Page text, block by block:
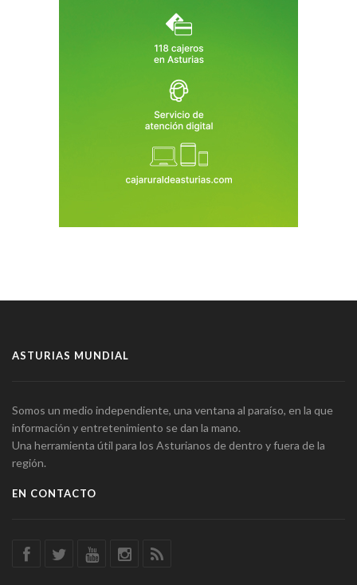
ASTURIAS MUNDIAL
Somos un medio independiente, una ventana al paraíso, en la que
información y entretenimiento se dan la mano.
Una herramienta útil para los Asturianos de dentro y fuera de la
región.
EN CONTACTO